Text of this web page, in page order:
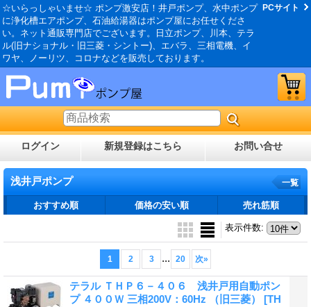
☆いらっしゃいませ☆ ポンプ激安店！井戸ポンプ、水中ポンプ
に浄化槽エアポンプ、石油給湯器はポンプ屋にお任せくださ
い。ネット通販専門店でございます。日立ポンプ、川本、テラ
ル(旧ナショナル・旧三菱・シントー)、エバラ、三相電機、イ
ワヤ、ノーリツ、コロナなどを販売しております。
PCサイト
ログイン 新規登録はこちら お問い合せ
浅井戸ポンプ 一覧
おすすめ順 価格の安い順 売れ筋順
表示件数:
1 2 3 ... 20 次»
テラル ＴＨＰ６－４０６ 浅井戸用自動ポン
プ ４００Ｗ 三相200V：60Hz （旧三菱） [TH